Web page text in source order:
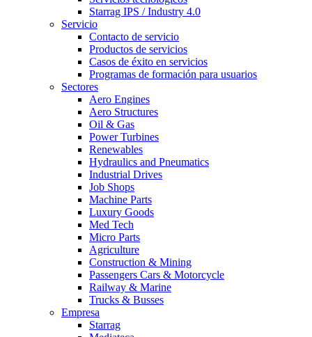
Starrag IPS / Industry 4.0
Servicio
Contacto de servicio
Productos de servicios
Casos de éxito en servicios
Programas de formación para usuarios
Sectores
Aero Engines
Aero Structures
Oil & Gas
Power Turbines
Renewables
Hydraulics and Pneumatics
Industrial Drives
Job Shops
Machine Parts
Luxury Goods
Med Tech
Micro Parts
Agriculture
Construction & Mining
Passengers Cars & Motorcycle
Railway & Marine
Trucks & Busses
Empresa
Starrag